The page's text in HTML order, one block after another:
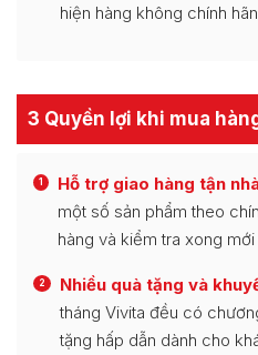
hiện hàng không chính
3 Quyền lợi khi mua
1 Hỗ trợ giao hàng tận
một số sản phẩm theo
hàng và kiểm tra xong mới
2 Nhiều quà tặng và
tháng Vivita đều có
tặng hấp dẫn dành cho